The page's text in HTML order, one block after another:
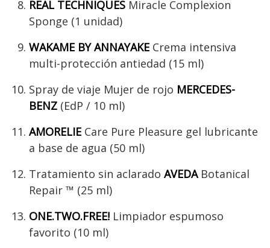
REAL TECHNIQUES Miracle Complexion
Sponge (1 unidad)
WAKAME BY ANNAYAKE Crema intensiva
multi-protección antiedad (15 ml)
Spray de viaje Mujer de rojo MERCEDES-
BENZ (EdP / 10 ml)
AMORELIE Care Pure Pleasure gel lubricante
a base de agua (50 ml)
Tratamiento sin aclarado AVEDABotanical
Repair ™ (25 ml)
ONE.TWO.FREE! Limpiador espumoso
favorito (10 ml)